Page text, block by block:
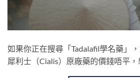
如果你正在搜尋「Tadalafil學名藥」
犀利士（Cialis）原廠藥的價錢唔平